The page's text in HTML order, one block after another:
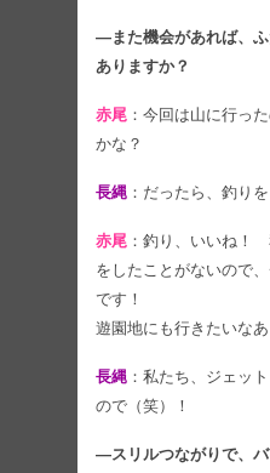
―また機会があれば、
ありますか？
赤尾 ：今回は山に行っ
かな？
長縄 ：だったら、釣り
赤尾 ：釣り、いいね！
をしたことがないので
です！
遊園地にも行きたいなあ
長縄 ：私たち、ジェッ
ので（笑）！
―スリルつながりで、